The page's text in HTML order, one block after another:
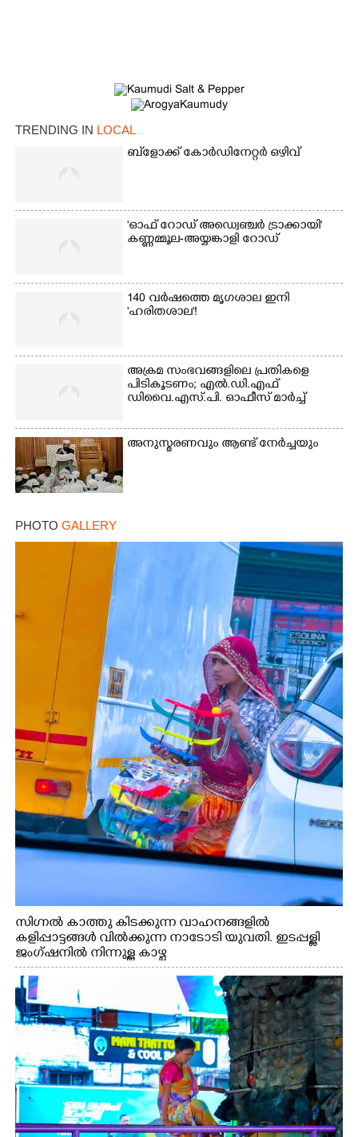
TRENDING IN LOCAL
ബ്‌ളോക്ക് കോർഡിനേറ്റർ ഒഴിവ്
'ഓഫ് റോഡ് അഡ്വെഞ്ചർ ട്രാക്കായി'
കണ്ണമ്മൂല-അയ്യങ്കാളി റോഡ്
140 വർഷത്തെ മൃഗശാല ഇനി
'ഹരിതശാല'!
അക്രമ സംഭവങ്ങളിലെ പ്രതികളെ
പിടികൂടണം; എൽ.ഡി.എഫ്
ഡിവൈ.എസ്.പി. ഓഫീസ് മാർച്ച്
അനുസ്മരണവും ആണ്ട് നേർച്ചയും
PHOTO GALLERY
സിഗ്നൽ കാത്തു കിടക്കുന്ന വാഹനങ്ങളിൽ
കളിപ്പാട്ടങ്ങൾ വിൽക്കുന്ന നാടോടി യുവതി. ഇടപ്പള്ളി
ജംഗ്ഷനിൽ നിന്നുള്ള കാഴ്ച
×
Share this link